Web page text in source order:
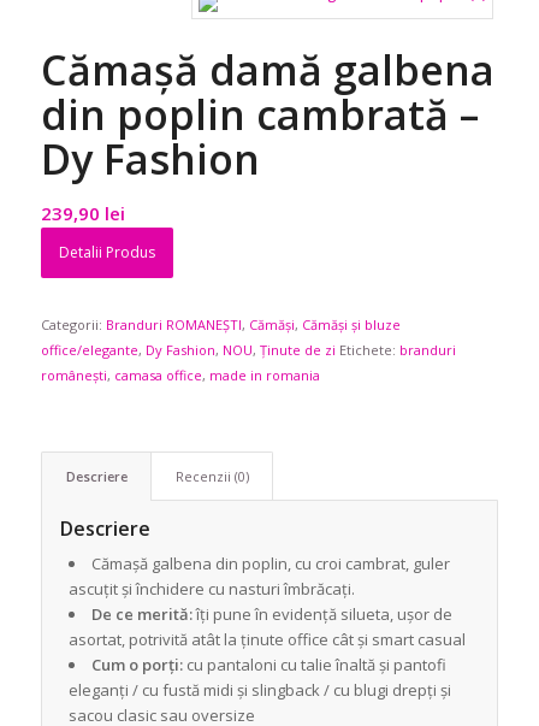
Cămașă damă galbena
din poplin cambrată –
Dy Fashion
239,90 lei
Detalii Produs
Categorii: Branduri ROMANEȘTI, Cămăși, Cămăși și bluze
office/elegante, Dy Fashion, NOU, Ținute de zi Etichete: branduri
românești, camasa office, made in romania
Descriere Recenzii (0)
Descriere
Cămașă galbena din poplin, cu croi cambrat, guler
ascuțit și închidere cu nasturi îmbrăcați.
De ce merită:îți pune în evidență silueta, ușor de
asortat, potrivită atât la ținute office cât și smart casual
Cum o porți:cu pantaloni cu talie înaltă și pantofi
eleganți / cu fustă midi și slingback / cu blugi drepți și
sacou clasic sau oversize